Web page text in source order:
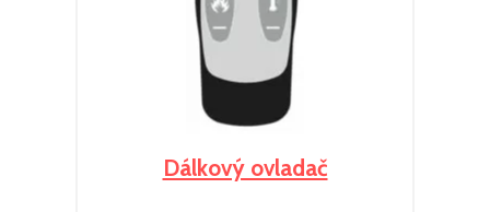
Dálkový ovladač